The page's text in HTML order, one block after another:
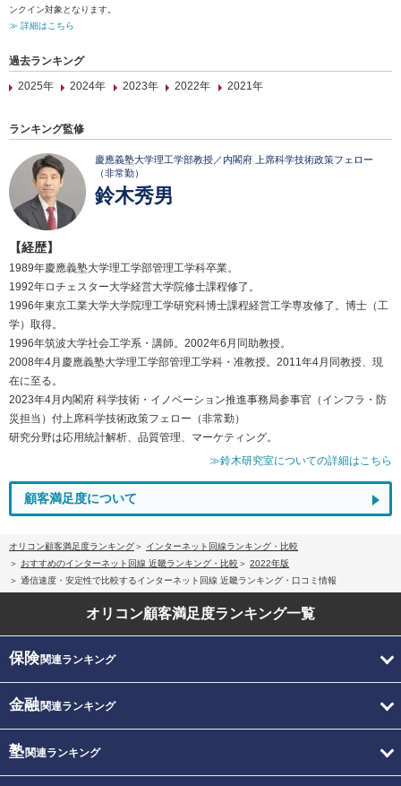
ンクイン対象となります。
≫ 詳細はこちら
過去ランキング
2025年
2024年 2023年 2022年 2021年
ランキング監修
慶應義塾大学理工学部教授／内閣府 上席科学技術政策フェロー
（非常勤）
鈴木秀男
【経歴】
1989年慶應義塾大学理工学部管理工学科卒業。
1992年ロチェスター大学経営大学院修士課程修了。
1996年東京工業大学大学院理工学研究科博士課程経営工学専攻修了。博士（工
学）取得。
1996年筑波大学社会工学系・講師。2002年6月同助教授。
2008年4月慶應義塾大学理工学部管理工学科・准教授。2011年4月同教授、現
在に至る。
2023年4月内閣府 科学技術・イノベーション推進事務局参事官（インフラ・防
災担当）付上席科学技術政策フェロー（非常勤）
研究分野は応用統計解析、品質管理、マーケティング。
≫鈴木研究室についての詳細はこちら
顧客満足度について
オリコン顧客満足度ランキング
インターネット回線ランキング・比較
おすすめのインターネット回線 近畿ランキング・比較
2022年版
通信速度・安定性で比較するインターネット回線 近畿ランキング・口コミ情報
オリコン顧客満足度ランキング一覧
保険関連ランキング
金融関連ランキング
塾関連ランキング